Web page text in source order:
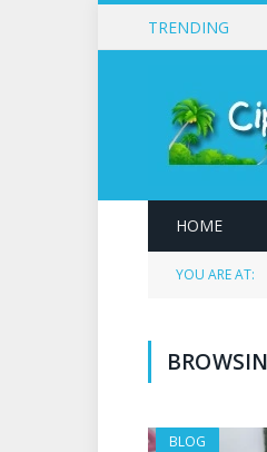
TRENDING
HOME
YOU ARE AT:
BLOG